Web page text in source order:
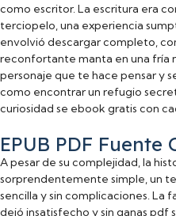
como escritor. La escritura era
terciopelo, una experiencia
envolvió descargar completo,
reconfortante manta en una fría
personaje que te hace pensar y
como encontrar un refugio
curiosidad se ebook gratis con
EPUB PDF Fuente
A pesar de su complejidad, la
sorprendentemente simple, un
sencilla y sin complicaciones. La
dejó insatisfecho y sin ganas pdf